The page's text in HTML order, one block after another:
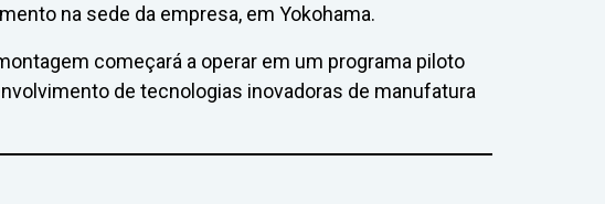
na sede da empresa, em Yokohama.
começará a operar em um programa piloto
de tecnologias inovadoras de manufatura